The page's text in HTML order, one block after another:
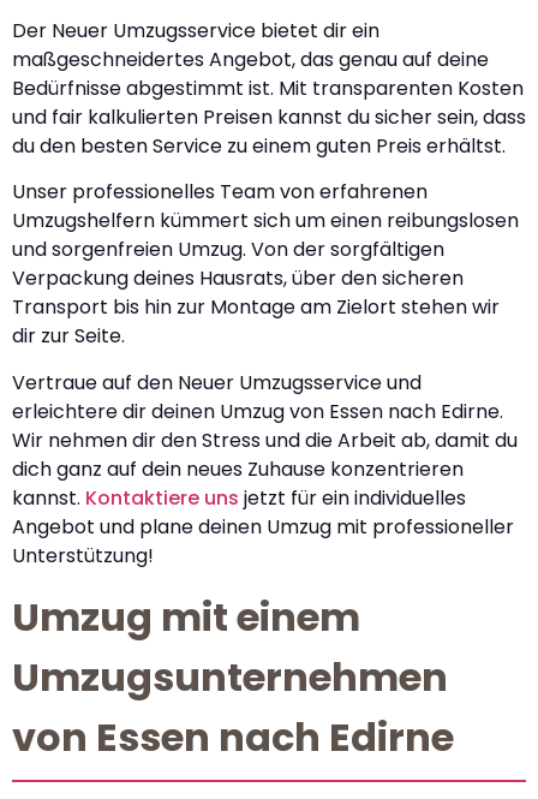
Der Neuer Umzugsservice bietet dir ein
maßgeschneidertes Angebot, das genau auf deine
Bedürfnisse abgestimmt ist. Mit transparenten Kosten
und fair kalkulierten Preisen kannst du sicher sein, dass
du den besten Service zu einem guten Preis erhältst.
Unser professionelles Team von erfahrenen
Umzugshelfern kümmert sich um einen reibungslosen
und sorgenfreien Umzug. Von der sorgfältigen
Verpackung deines Hausrats, über den sicheren
Transport bis hin zur Montage am Zielort stehen wir
dir zur Seite.
Vertraue auf den Neuer Umzugsservice und
erleichtere dir deinen Umzug von Essen nach Edirne.
Wir nehmen dir den Stress und die Arbeit ab, damit du
dich ganz auf dein neues Zuhause konzentrieren
kannst. Kontaktiere uns jetzt für ein individuelles
Angebot und plane deinen Umzug mit professioneller
Unterstützung!
Umzug mit einem
Umzugsunternehmen
von Essen nach Edirne